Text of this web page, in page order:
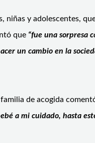
niñas y adolescentes,
que “fue una sorpresa
un cambio en la
de acogida
a mi cuidado, hasta